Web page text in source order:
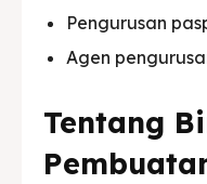
Pengurusan
Agen
Tentang